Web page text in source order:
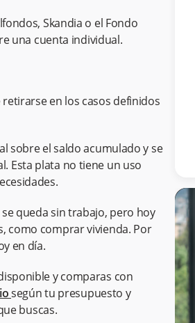
Skandia o el Fondo
una cuenta individual.
en los casos definidos
sobre el saldo acumulado y se
Esta plata no tiene un uso
queda sin trabajo, pero hoy
como comprar vivienda. Por
en día.
y comparas con
según tu presupuesto y
buscas.